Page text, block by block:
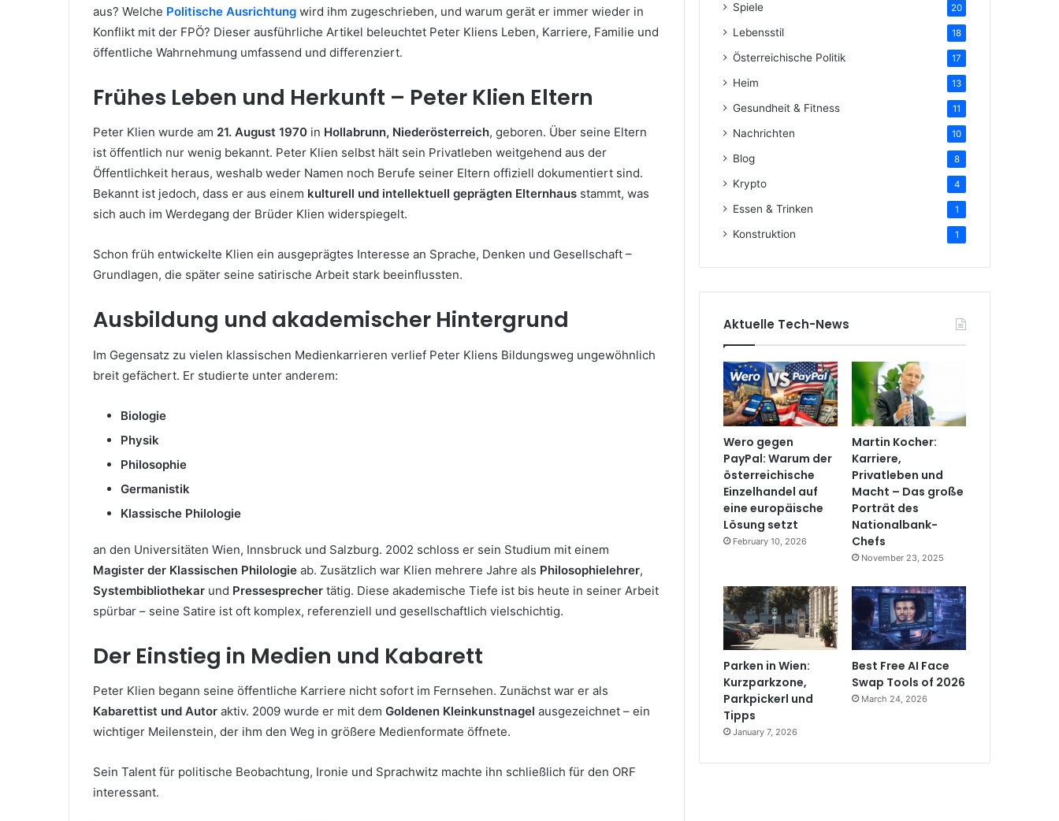
aus? Welche Politische Ausrichtung wird ihm zugeschrieben, und warum gerät er immer wieder in
Konflikt mit der FPÖ? Dieser ausführliche Artikel beleuchtet Peter Kliens Leben, Karriere, Familie und
öffentliche Wahrnehmung umfassend und differenziert.
Frühes Leben und Herkunft – Peter Klien Eltern
Peter Klien wurde am 21. August 1970 in Hollabrunn, Niederösterreich, geboren. Über seine Eltern
ist öffentlich nur wenig bekannt. Peter Klien selbst hält sein Privatleben weitgehend aus der
Öffentlichkeit heraus, weshalb weder Namen noch Berufe seiner Eltern offiziell dokumentiert sind.
Bekannt ist jedoch, dass er aus einem kulturell und intellektuell geprägten Elternhaus stammt, was
sich auch im Werdegang der Brüder Klien widerspiegelt.
Schon früh entwickelte Klien ein ausgeprägtes Interesse an Sprache, Denken und Gesellschaft –
Grundlagen, die später seine satirische Arbeit stark beeinflussten.
Ausbildung und akademischer Hintergrund
Im Gegensatz zu vielen klassischen Medienkarrieren verlief Peter Kliens Bildungsweg ungewöhnlich
breit gefächert. Er studierte unter anderem:
Biologie
Physik
Philosophie
Germanistik
Klassische Philologie
an den Universitäten Wien, Innsbruck und Salzburg. 2002 schloss er sein Studium mit einem
Magister der Klassischen Philologie ab. Zusätzlich war Klien mehrere Jahre als Philosophielehrer,
Systembibliothekar und Pressesprecher tätig. Diese akademische Tiefe ist bis heute in seiner Arbeit
spürbar – seine Satire ist oft komplex, referenziell und gesellschaftlich vielschichtig.
Der Einstieg in Medien und Kabarett
Peter Klien begann seine öffentliche Karriere nicht sofort im Fernsehen. Zunächst war er als
Kabarettist und Autor aktiv. 2009 wurde er mit dem Goldenen Kleinkunstnagel ausgezeichnet – ein
wichtiger Meilenstein, der ihm den Weg in größere Medienformate öffnete.
Sein Talent für politische Beobachtung, Ironie und Sprachwitz machte ihn schließlich für den ORF
interessant.
Spiele 20
Lebensstil 18
Österreichische Politik 17
Heim 13
Gesundheit & Fitness 11
Nachrichten 10
Blog 8
Krypto 4
Essen & Trinken 1
Konstruktion 1
Aktuelle Tech-News
Wero gegen
PayPal: Warum der
österreichische
Einzelhandel auf
eine europäische
Lösung setzt
February 10, 2026
Martin Kocher:
Karriere,
Privatleben und
Macht – Das große
Porträt des
Nationalbank-
Chefs
November 23, 2025
Parken in Wien:
Kurzparkzone,
Parkpickerl und
Tipps
January 7, 2026
Best Free AI Face
Swap Tools of 2026
March 24, 2026